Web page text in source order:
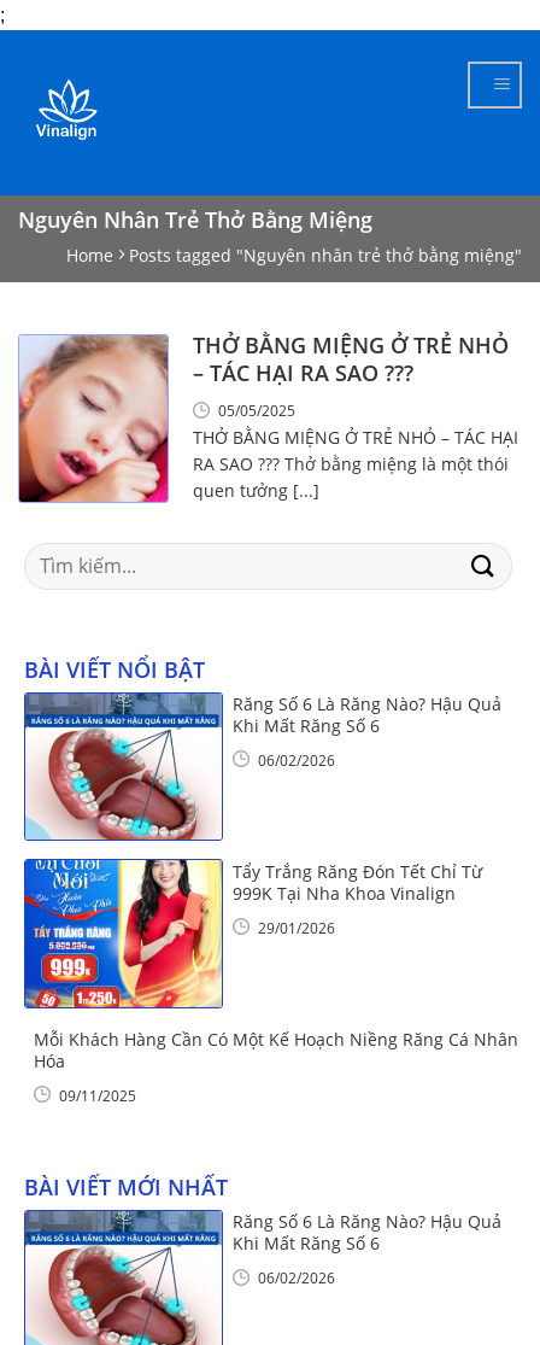
;
content
Nguyên Nhân Trẻ Thở Bằng Miệng
Home Posts tagged "Nguyên nhân trẻ thở bằng miệng"
THỞ BẰNG MIỆNG Ở TRẺ NHỎ
– TÁC HẠI RA SAO ???
05/05/2025
THỞ BẰNG MIỆNG Ở TRẺ NHỎ – TÁC HẠI
RA SAO ??? Thở bằng miệng là một thói
quen tưởng [...]
Search
for:
BÀI VIẾT NỔI BẬT
Răng Số 6 Là Răng Nào? Hậu Quả
Khi Mất Răng Số 6
06/02/2026
Tẩy Trắng Răng Đón Tết Chỉ Từ
999K Tại Nha Khoa Vinalign
29/01/2026
Mỗi Khách Hàng Cần Có Một Kế Hoạch Niềng Răng Cá Nhân
Hóa
09/11/2025
BÀI VIẾT MỚI NHẤT
Răng Số 6 Là Răng Nào? Hậu Quả
Khi Mất Răng Số 6
06/02/2026